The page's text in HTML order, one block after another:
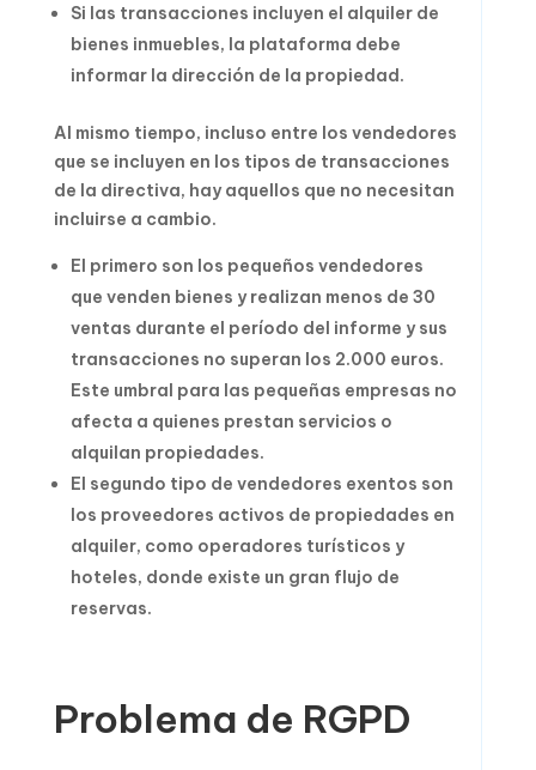
Si las transacciones incluyen el alquiler de
bienes inmuebles, la plataforma debe
informar la dirección de la propiedad.
Al mismo tiempo, incluso entre los vendedores
que se incluyen en los tipos de transacciones
de la directiva, hay aquellos que no necesitan
incluirse a cambio.
El primero son los pequeños vendedores
que venden bienes y realizan menos de 30
ventas durante el período del informe y sus
transacciones no superan los 2.000 euros.
Este umbral para las pequeñas empresas no
afecta a quienes prestan servicios o
alquilan propiedades.
El segundo tipo de vendedores exentos son
los proveedores activos de propiedades en
alquiler, como operadores turísticos y
hoteles, donde existe un gran flujo de
reservas.
Problema de RGPD